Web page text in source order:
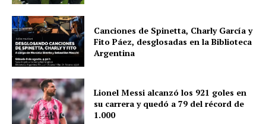
Canciones de Spinetta, Charly García y
Fito Páez, desglosadas en la Biblioteca
Argentina
Lionel Messi alcanzó los 921 goles en
su carrera y quedó a 79 del récord de
1.000